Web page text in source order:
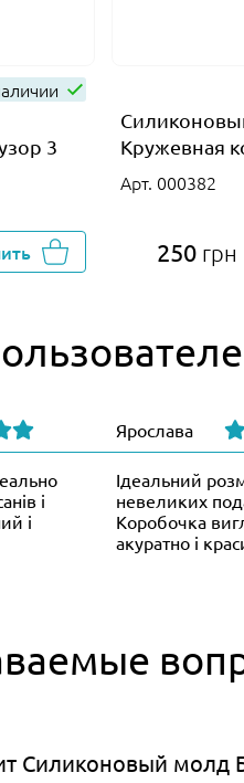
3
Кружевная
Арт. 000382
250грн
і
і
Ярослава
Ідеальний
невеликих
Коробочка
акуратно і
Силиконовый молд